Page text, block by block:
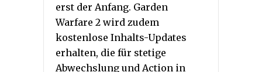
erst der Anfang. Garden
Warfare 2 wird zudem
kostenlose Inhalts-Updates
erhalten, die für stetige
Abwechslung und Action in